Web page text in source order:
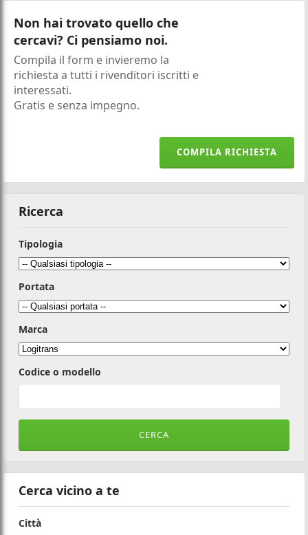
Non hai trovato quello che
cercavi? Ci pensiamo noi.
Compila il form e invieremo la
richiesta a tutti i rivenditori iscritti e
interessati.
Gratis e senza impegno.
COMPILA RICHIESTA
Ricerca
Tipologia
Portata
Marca
Codice o modello
Cerca vicino a te
Città